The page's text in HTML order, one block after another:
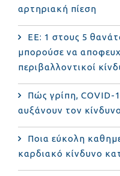
αρτηριακή πίεση
ΕΕ: 1 στους 5
μπορούσε να
περιβαλλοντικοί
Πώς γρίπη, COVID-
αυξάνουν τον
Ποια εύκολη
καρδιακό κίνδυνο